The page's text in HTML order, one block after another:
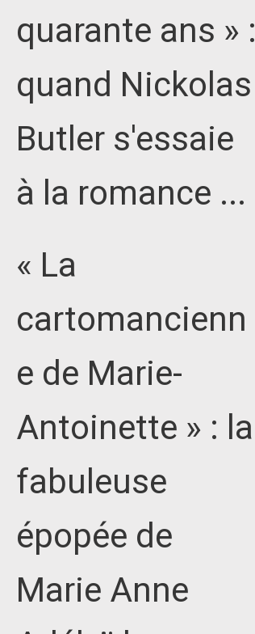
quarante ans » :
quand Nickolas
Butler s'essaie
à la romance ...
« La
cartomancienn
e de Marie-
Antoinette » : la
fabuleuse
épopée de
Marie Anne